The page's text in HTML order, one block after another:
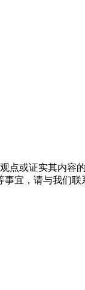
或证实其内容
，请与我们联系